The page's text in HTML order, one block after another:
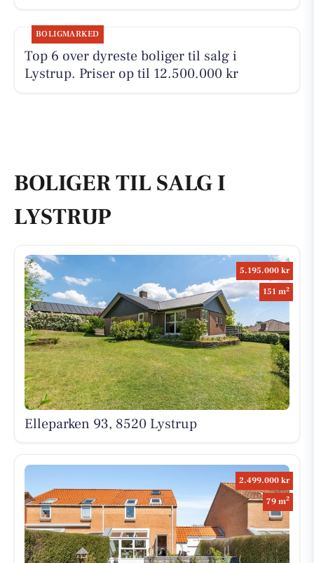
BOLIGMARKED
Top 6 over dyreste boliger til salg i
Lystrup. Priser op til 12.500.000 kr
BOLIGER TIL SALG I
LYSTRUP
5.195.000 kr
151 m2
Elleparken 93, 8520 Lystrup
2.499.000 kr
79 m2